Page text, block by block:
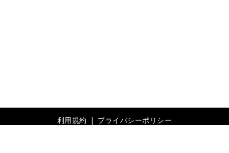
利用規約
プライバシーポリシー